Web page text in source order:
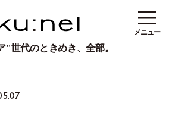
"世代のときめき、全部。
メニュー